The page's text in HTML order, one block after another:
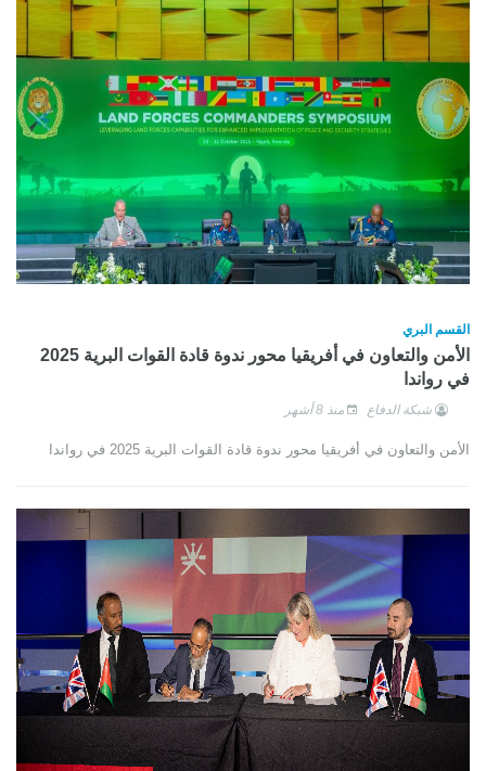
القسم البري
الأمن والتعاون في أفريقيا محور ندوة قادة القوات البرية 2025
في رواندا
شبكة الدفاع منذ 8 أشهر
الأمن والتعاون في أفريقيا محور ندوة قادة القوات البرية 2025 في رواندا